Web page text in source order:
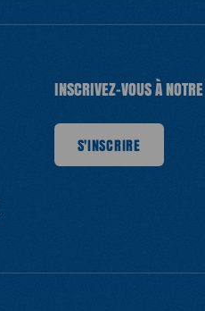
INSCRIVEZ-VOUS À
S'INSCRIRE
S'INSCRIRE